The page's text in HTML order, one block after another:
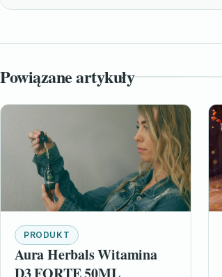
Powiązane artykuły
PRODUKT
Aura Herbals Witamina